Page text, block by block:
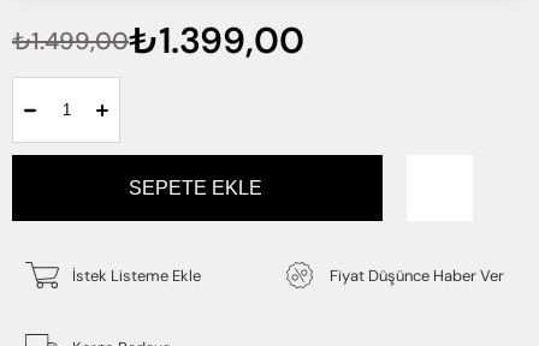
₺1.499,00₺1.399,00
İstek Listeme Ekle Fiyat Düşünce Haber Ver